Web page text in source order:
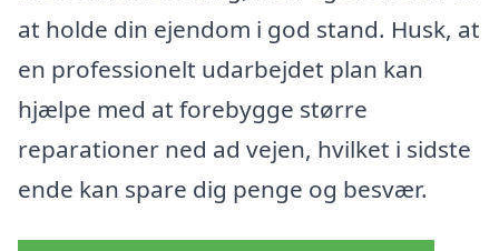
at holde din ejendom i god stand. Husk, at
en professionelt udarbejdet plan kan
hjælpe med at forebygge større
reparationer ned ad vejen, hvilket i sidste
ende kan spare dig penge og besvær.